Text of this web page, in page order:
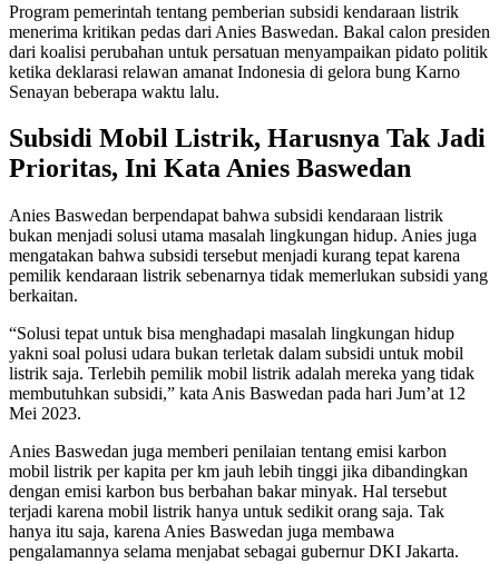
Program pemerintah tentang pemberian subsidi kendaraan listrik
menerima kritikan pedas dari Anies Baswedan. Bakal calon presiden
dari koalisi perubahan untuk persatuan menyampaikan pidato politik
ketika deklarasi relawan amanat Indonesia di gelora bung Karno
Senayan beberapa waktu lalu.
Subsidi Mobil Listrik, Harusnya Tak Jadi
Prioritas, Ini Kata Anies Baswedan
Anies Baswedan berpendapat bahwa subsidi kendaraan listrik
bukan menjadi solusi utama masalah lingkungan hidup. Anies juga
mengatakan bahwa subsidi tersebut menjadi kurang tepat karena
pemilik kendaraan listrik sebenarnya tidak memerlukan subsidi yang
berkaitan.
“Solusi tepat untuk bisa menghadapi masalah lingkungan hidup
yakni soal polusi udara bukan terletak dalam subsidi untuk mobil
listrik saja. Terlebih pemilik mobil listrik adalah mereka yang tidak
membutuhkan subsidi,” kata Anis Baswedan pada hari Jum’at 12
Mei 2023.
Anies Baswedan juga memberi penilaian tentang emisi karbon
mobil listrik per kapita per km jauh lebih tinggi jika dibandingkan
dengan emisi karbon bus berbahan bakar minyak. Hal tersebut
terjadi karena mobil listrik hanya untuk sedikit orang saja. Tak
hanya itu saja, karena Anies Baswedan juga membawa
pengalamannya selama menjabat sebagai gubernur DKI Jakarta.